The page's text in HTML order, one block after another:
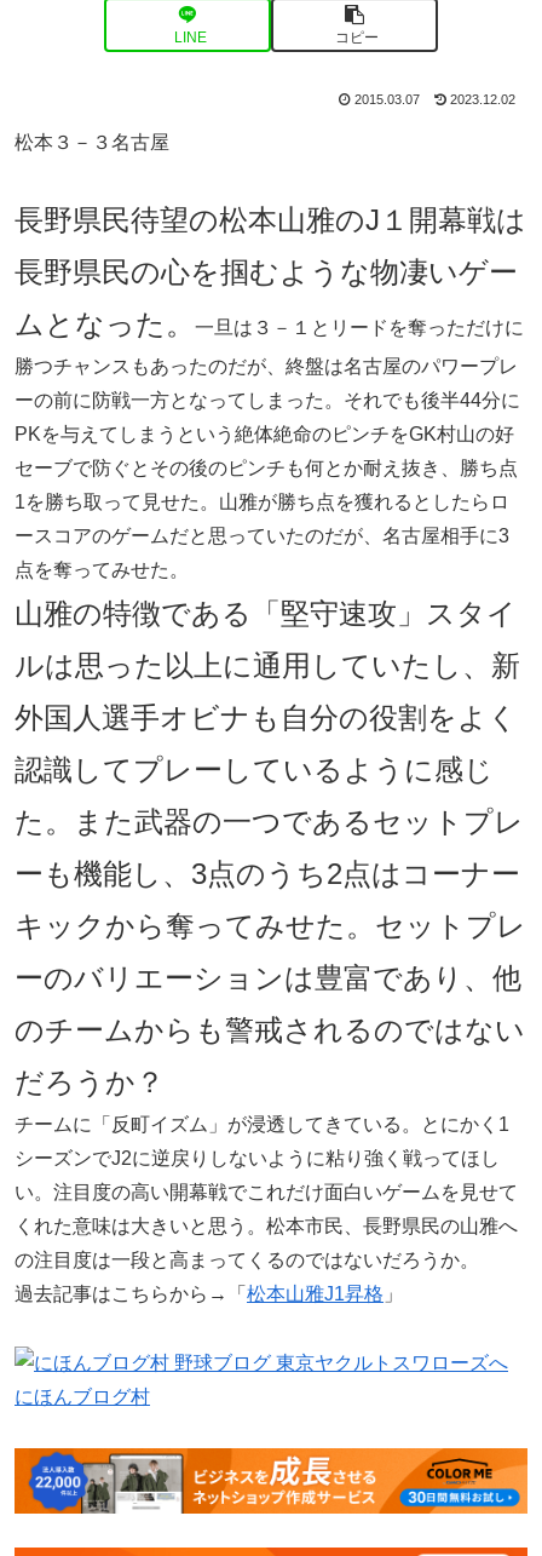
LINE コピー
2015.03.07 2023.12.02
松本３－３名古屋
長野県民待望の松本山雅のJ１開幕戦は
長野県民の心を掴むような物凄いゲー
ムとなった。
一旦は３－１とリードを奪っただけに
勝つチャンスもあったのだが、終盤は名古屋のパワープレ
ーの前に防戦一方となってしまった。それでも後半44分に
PKを与えてしまうという絶体絶命のピンチをGK村山の好
セーブで防ぐとその後のピンチも何とか耐え抜き、勝ち点
1を勝ち取って見せた。山雅が勝ち点を獲れるとしたらロ
ースコアのゲームだと思っていたのだが、名古屋相手に3
点を奪ってみせた。
山雅の特徴である「堅守速攻」スタイ
ルは思った以上に通用していたし、新
外国人選手オビナも自分の役割をよく
認識してプレーしているように感じ
た。また武器の一つであるセットプレ
ーも機能し、3点のうち2点はコーナー
キックから奪ってみせた。セットプレ
ーのバリエーションは豊富であり、他
のチームからも警戒されるのではない
だろうか？
チームに「反町イズム」が浸透してきている。とにかく1
シーズンでJ2に逆戻りしないように粘り強く戦ってほし
い。注目度の高い開幕戦でこれだけ面白いゲームを見せて
くれた意味は大きいと思う。松本市民、長野県民の山雅へ
の注目度は一段と高まってくるのではないだろうか。
過去記事はこちらから→「 松本山雅J1昇格 」
にほんブログ村